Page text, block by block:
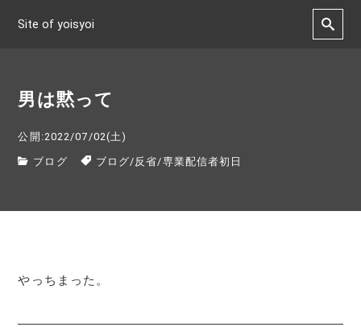
Site of yoisyoi
男は黙って
公開:2022/07/02(土)
ブログ ブログ/ 反省/専業配信者初日
やっちまった。